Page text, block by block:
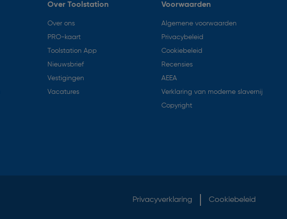
Over Toolstation
Over ons
PRO-kaart
Toolstation App
Nieuwsbrief
Vestigingen
Vacatures
Voorwaarden
Algemene voorwaarden
Privacybeleid
Cookiebeleid
Recensies
AEEA
Verklaring van moderne slavernij
Copyright
Privacyverklaring Cookiebeleid